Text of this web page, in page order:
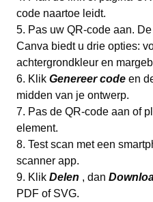
code naartoe leidt.
Pas uw QR-code aan.
Canva biedt u drie opties:
achtergrondkleur en
Klik Genereer code en
midden van je ontwerp.
Pas de QR-code aan of
element.
Test scan met een
scanner app.
Klik Delen , dan
PDF of SVG.